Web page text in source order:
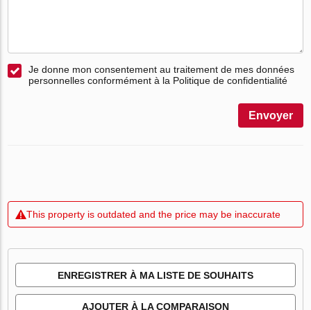
Je donne mon consentement au traitement de mes données
personnelles conformément à la Politique de confidentialité
Envoyer
This property is outdated and the price may be inaccurate
ENREGISTRER À MA LISTE DE SOUHAITS
AJOUTER À LA COMPARAISON